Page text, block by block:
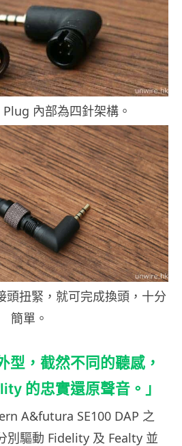
內部為四針架構。
扭緊，就可完成換頭，十分
簡單。
型，截然不同的聽感，
的忠實還原聲音。」
A&futura SE100 DAP 之
別驅動 Fidelity 及 Fealty 並